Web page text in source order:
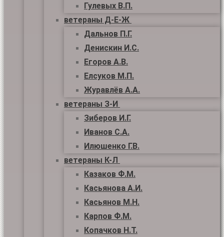
Гулевых В.П.
ветераны Д-Е-Ж
Дальнов П.Г.
Денискин И.С.
Егоров А.В.
Елсуков М.П.
Журавлёв А.А.
ветераны З-И
Зиберов И.Г.
Иванов С.А.
Илюшенко Г.В.
ветераны К-Л
Казаков Ф.М.
Касьянова А.И.
Касьянов М.Н.
Карпов Ф.М.
Копачков Н.Т.